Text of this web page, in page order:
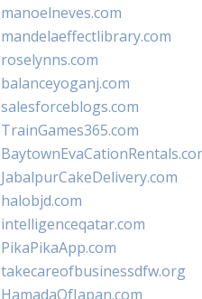
manoelneves.com
mandelaeffectlibrary.com
roselynns.com
balanceyoganj.com
salesforceblogs.com
TrainGames365.com
JabalpurCakeDelivery.com
halobjd.com
intelligenceqatar.com
PikaPikaApp.com
takecareofbusinessdfw.org
HamadaOfJapan.com